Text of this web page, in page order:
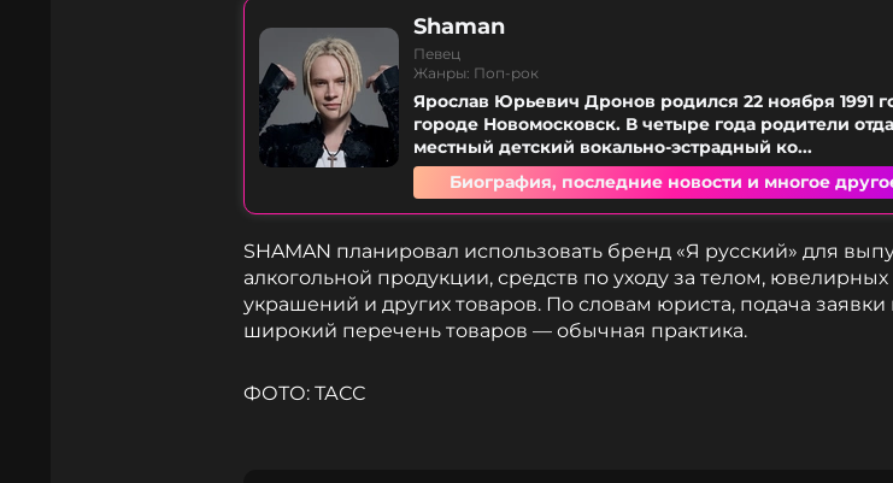
Shaman
Певец
Жанры: Поп-рок
Ярослав Юрьевич Дронов родился 22 ноября 1991
городе Новомосковск. В четыре года родители
местный детский вокально-эстрадный ко...
Биография, последние новости и многое
SHAMAN планировал использовать бренд «Я русский» для
алкогольной продукции, средств по уходу за телом, ювелирных
украшений и других товаров. По словам юриста, подача заявки
широкий перечень товаров — обычная практика.
ФОТО: ТАСС